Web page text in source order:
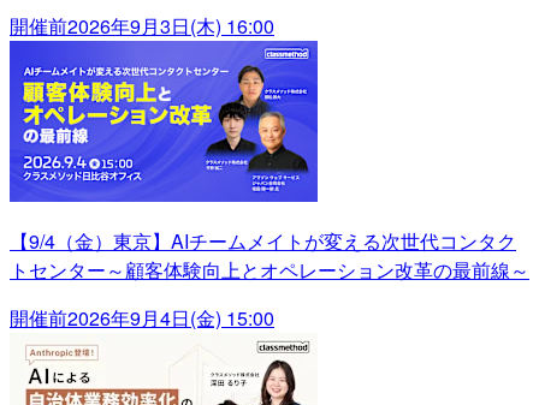
開催前2026年9月3日(木) 16:00
【9/4（金）東京】AIチームメイトが変える次世代コンタク
トセンター～顧客体験向上とオペレーション改革の最前線～
開催前2026年9月4日(金) 15:00